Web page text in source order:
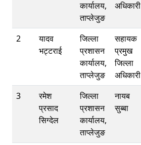
कार्यालय,
ताप्लेजुङ
अधिकारी
2
यादव
भट्टराई
जिल्ला
प्रशासन
कार्यालय,
ताप्लेजुङ
सहायक
प्रमुख
जिल्ला
अधिकारी
3
रमेश
प्रसाद
सिग्देल
जिल्ला
प्रशासन
कार्यालय,
ताप्लेजुङ
नायब
सुब्बा